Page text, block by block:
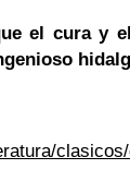
el cura y